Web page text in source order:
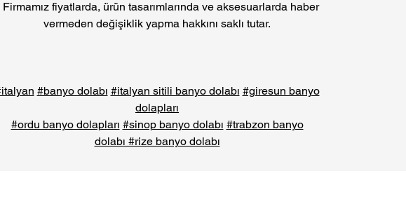
Firmamız fiyatlarda, ürün tasarımlarında ve aksesuarlarda haber
vermeden değişiklik yapma hakkını saklı tutar.
#banyo dolabı #italyan sitili banyo dolabı #giresun banyo
dolapları
#ordu banyo dolapları #sinop banyo dolabı #trabzon banyo
dolabı #rize banyo dolabı